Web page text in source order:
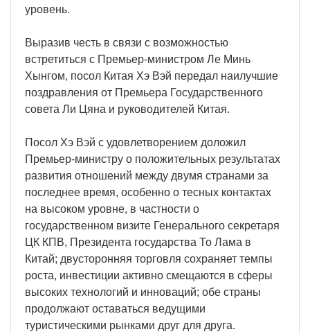
уровень.
Выразив честь в связи с возможностью
встретиться с Премьер-министром Ле Минь
Хынгом, посол Китая Хэ Вэй передал наилучшие
поздравления от Премьера Государственного
совета Ли Цяна и руководителей Китая.
Посол Хэ Вэй с удовлетворением доложил
Премьер-министру о положительных результатах
развития отношений между двумя странами за
последнее время, особенно о тесных контактах
на высоком уровне, в частности о
государственном визите Генерального секретаря
ЦК КПВ, Президента государства То Лама в
Китай; двусторонняя торговля сохраняет темпы
роста, инвестиции активно смещаются в сферы
высоких технологий и инноваций; обе страны
продолжают оставаться ведущими
туристическими рынками друг для друга.